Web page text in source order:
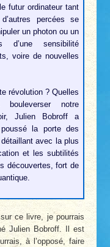
futur ordinateur tant
percées se
un photon ou un
sensibilité
voire de nouvelles
révolution ? Quelles
bouleverser notre
Julien Bobroff a
la porte des
avec la plus
et les subtilités
découvertes, fort de
ce livre, je pourrais
Julien Bobroff. Il est
à l’opposé, faire